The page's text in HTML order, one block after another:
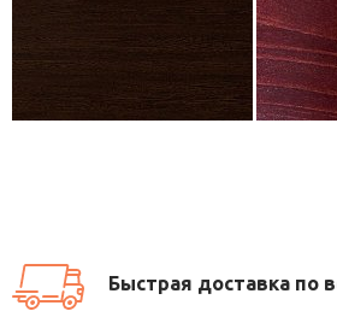
Быстрая доставка по